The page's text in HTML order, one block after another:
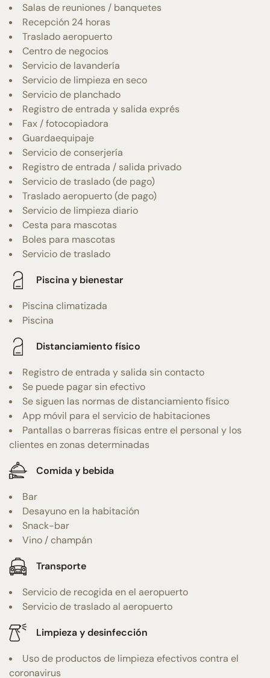
Salas de reuniones / banquetes
Recepción 24 horas
Traslado aeropuerto
Centro de negocios
Servicio de lavandería
Servicio de limpieza en seco
Servicio de planchado
Registro de entrada y salida exprés
Fax / fotocopiadora
Guardaequipaje
Servicio de conserjería
Registro de entrada / salida privado
Servicio de traslado (de pago)
Traslado aeropuerto (de pago)
Servicio de limpieza diario
Cesta para mascotas
Boles para mascotas
Servicio de traslado
Piscina y bienestar
Piscina climatizada
Piscina
Distanciamiento físico
Registro de entrada y salida sin contacto
Se puede pagar sin efectivo
Se siguen las normas de distanciamiento físico
App móvil para el servicio de habitaciones
Pantallas o barreras físicas entre el personal y los
clientes en zonas determinadas
Comida y bebida
Bar
Desayuno en la habitación
Snack-bar
Vino / champán
Transporte
Servicio de recogida en el aeropuerto
Servicio de traslado al aeropuerto
Limpieza y desinfección
Uso de productos de limpieza efectivos contra el
coronavirus